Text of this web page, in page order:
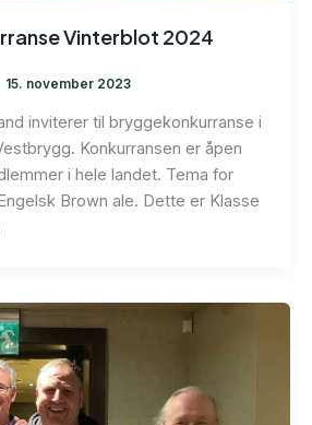
Vinterblot 2024
15. november 2023
inviterer til bryggekonkurranse i
Konkurransen er åpen
i hele landet. Tema for
Brown ale. Dette er Klasse